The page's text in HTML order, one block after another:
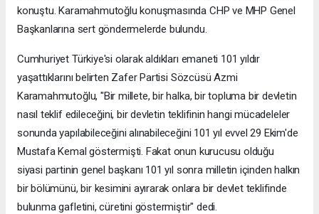
konuştu. Karamahmutoğlu konuşmasında CHP ve MHP Genel
Başkanlarına sert göndermelerde bulundu.
Cumhuriyet Türkiye'si olarak aldıkları emaneti 101 yıldır
yaşattıklarını belirten Zafer Partisi Sözcüsü Azmi
Karamahmutoğlu, "Bir millete, bir halka, bir topluma bir devletin
nasıl teklif edileceğini, bir devletin teklifinin hangi mücadeleler
sonunda yapılabileceğini alınabileceğini 101 yıl evvel 29 Ekim'de
Mustafa Kemal göstermişti. Fakat onun kurucusu olduğu
siyasi partinin genel başkanı 101 yıl sonra milletin içinden halkın
bir bölümünü, bir kesimini ayırarak onlara bir devlet teklifinde
bulunma gafletini, cüretini göstermiştir" dedi.